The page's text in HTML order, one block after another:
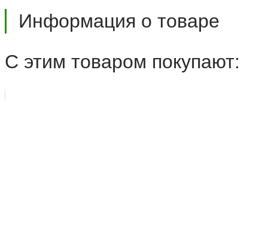
Информация о товаре
С этим товаром покупают: